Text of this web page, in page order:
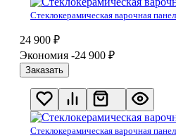
Стеклокерамическая варочная
24 900 ₽
Экономия -24 900 ₽
Заказать
Стеклокерамическая варочная